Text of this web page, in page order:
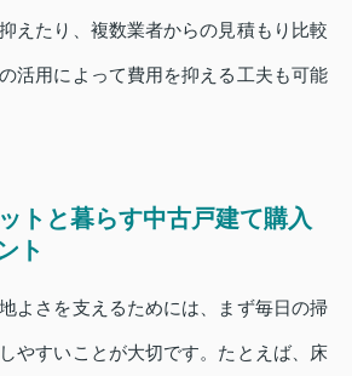
えたり、複数業者からの見積もり比較
活用によって費用を抑える工夫も可能
トと暮らす中古戸建て購入
ト
よさを支えるためには、まず毎日の掃
やすいことが大切です。たとえば、床